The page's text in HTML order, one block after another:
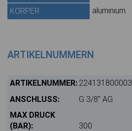
KÖRPER
aluminium
ARTIKELNUMMERN
224131800003
G 3/8" AG
300